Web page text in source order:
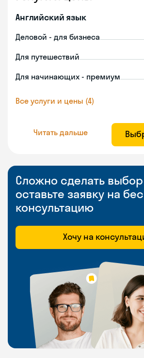
Английский язык
Деловой - для бизнеса
Для путешествий
Для начинающих - премиум
Все услуги и цены (4)
Читать дальше
Сложно сделать
оставьте заявку на
консультацию
Хочу на